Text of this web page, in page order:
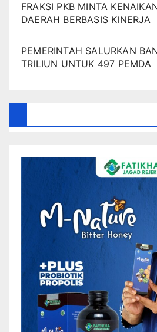
FRAKSI PKB MINTA
DAERAH BERBASIS KINERJA
PEMERINTAH SALURKAN
TRILIUN UNTUK 497 PEMDA